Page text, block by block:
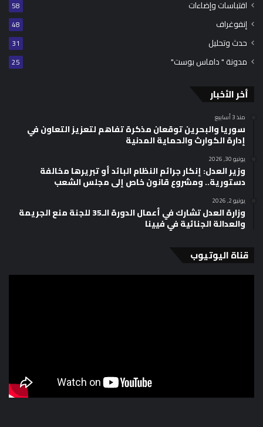
اقتباسات وإضاءات 58
إنفوغراف 48
حدث وتحليل 31
مدونة " داماس بوست" 25
أخر الأخبار
منذ 3 أسابيع
سوريا والبحرين توقعان مذكرة تفاهم لتعزيز التعاون في
إدارة الكوارث والحماية المدنية
يونيو 30, 2026
وزير العدل: إنكار جرائم النظام البائد أو تبريرها مخالفة
دستورية.. ومشروع قانون خاص إلى مجلس الشعب
يونيو 2, 2026
وزارة العدل تشارك في أعمال الدورة الـ35 للجنة منع الجريمة
والعدالة الجنائية في فيينا
قناة اليوتيوب